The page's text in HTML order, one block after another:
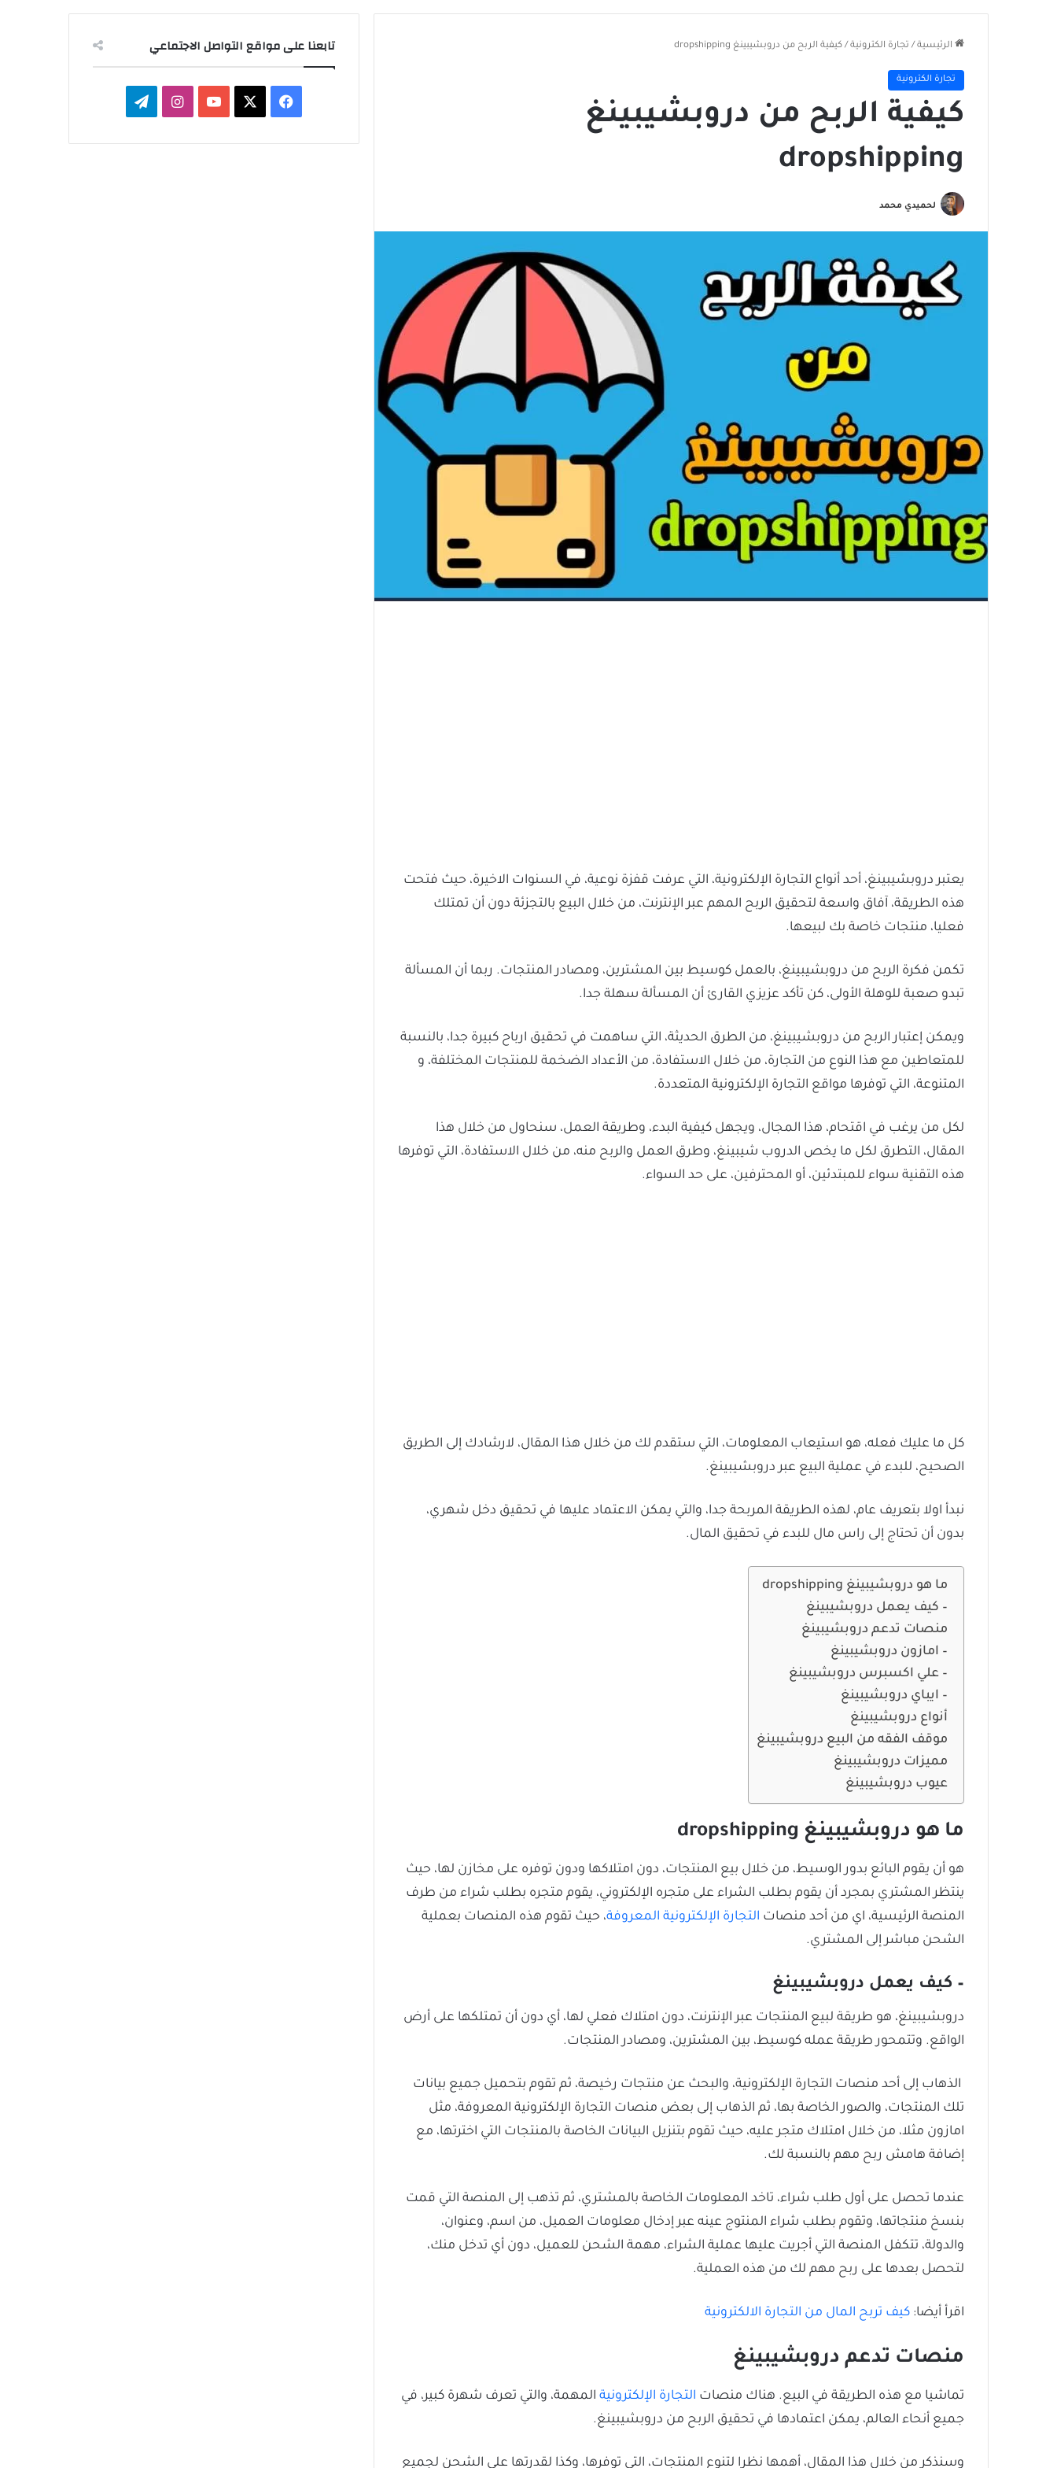
الرئيسية / تجارة الكترونية / كيفية الربح من دروبشيبينغ dropshipping
تجارة الكترونية
كيفية الربح من دروبشيبينغ
dropshipping
لحميدي محمد
يعتبر دروبشيبينغ، أحد أنواع التجارة الإلكترونية، التي عرفت قفزة نوعية، في السنوات الاخيرة، حيث فتحت
هذه الطريقة، آفاق واسعة لتحقيق الربح المهم عبر الإنترنت، من خلال البيع بالتجزئة دون أن تمتلك
فعليا، منتجات خاصة بك لبيعها.
تكمن فكرة الربح من دروبشيبينغ، بالعمل كوسيط بين المشترين، ومصادر المنتجات. ربما أن المسألة
تبدو صعبة للوهلة الأولى، كن تأكد عزيزي القارئ أن المسألة سهلة جدا.
ويمكن إعتبار الربح من دروبشيبينغ، من الطرق الحديثة، التي ساهمت في تحقيق ارباح كبيرة جدا، بالنسبة
للمتعاطين مع هذا النوع من التجارة، من خلال الاستفادة، من الأعداد الضخمة للمنتجات المختلفة، و
المتنوعة، التي توفرها مواقع التجارة الإلكترونية المتعددة.
لكل من يرغب في اقتحام، هذا المجال، ويجهل كيفية البدء، وطريقة العمل، سنحاول من خلال هذا
المقال، التطرق لكل ما يخص الدروب شيبينغ، وطرق العمل والربح منه، من خلال الاستفادة، التي توفرها
هذه التقنية سواء للمبتدئين، أو المحترفين، على حد السواء.
كل ما عليك فعله، هو استيعاب المعلومات، التي ستقدم لك من خلال هذا المقال، لارشادك إلى الطريق
الصحيح، للبدء في عملية البيع عبر دروبشيبينغ.
نبدأ اولا بتعريف عام، لهذه الطريقة المربحة جدا، والتي يمكن الاعتماد عليها في تحقيق دخل شهري،
بدون أن تحتاج إلى راس مال للبدء في تحقيق المال.
ما هو دروبشيبينغ dropshipping
– كيف يعمل دروبشيبينغ
منصات تدعم دروبشيبينغ
– امازون دروبشيبينغ
– علي اكسبرس دروبشيبينغ
– ايباي دروبشيبينغ
أنواع دروبشيبينغ
موقف الفقه من البيع دروبشيبينغ
مميزات دروبشيبينغ
عيوب دروبشيبينغ
ما هو دروبشيبينغ dropshipping
هو أن يقوم البائع بدور الوسيط، من خلال بيع المنتجات، دون امتلاكها ودون توفره على مخازن لها، حيث
ينتظر المشتري بمجرد أن يقوم بطلب الشراء على متجره الإلكتروني، يقوم متجره بطلب شراء من طرف
المنصة الرئيسية، اي من أحد منصات التجارة الإلكترونية المعروفة، حيث تقوم هذه المنصات بعملية
الشحن مباشر إلى المشتري.
– كيف يعمل دروبشيبينغ
دروبشيبينغ، هو طريقة لبيع المنتجات عبر الإنترنت، دون امتلاك فعلي لها، أي دون أن تمتلكها على أرض
الواقع. وتتمحور طريقة عمله كوسيط، بين المشترين، ومصادر المنتجات.
الذهاب إلى أحد منصات التجارة الإلكترونية، والبحث عن منتجات رخيصة، ثم تقوم بتحميل جميع بيانات
تلك المنتجات، والصور الخاصة بها، ثم الذهاب إلى بعض منصات التجارة الإلكترونية المعروفة، مثل
امازون مثلا، من خلال امتلاك متجر عليه، حيث تقوم بتنزيل البيانات الخاصة بالمنتجات التي اخترتها، مع
إضافة هامش ربح مهم بالنسبة لك.
عندما تحصل على أول طلب شراء، تاخد المعلومات الخاصة بالمشتري، ثم تذهب إلى المنصة التي قمت
بنسخ منتجاتها، وتقوم بطلب شراء المنتوج عينه عبر إدخال معلومات العميل، من اسم، وعنوان،
والدولة، تتكفل المنصة التي أجريت عليها عملية الشراء، مهمة الشحن للعميل، دون أي تدخل منك،
لتحصل بعدها على ربح مهم لك من هذه العملية.
اقرأ أيضا: كيف تربح المال من التجارة الالكترونية
منصات تدعم دروبشيبينغ
تماشيا مع هذه الطريقة في البيع. هناك منصات التجارة الإلكترونية المهمة، والتي تعرف شهرة كبير، في
جميع أنحاء العالم، يمكن اعتمادها في تحقيق الربح من دروبشيبينغ.
وسنذكر من خلال هذا المقال، أهمها نظرا لتنوع المنتجات، التي توفرها، وكذا لقدرتها على الشحن لجميع
تابعنا على مواقع التواصل الاجتماعي
فيسبوك ‫YouTubeانستقرامتيلقرام